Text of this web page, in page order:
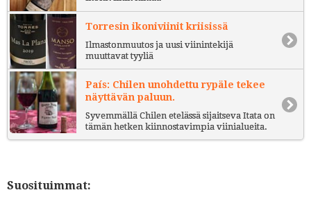
Torresin ikoniviinit kriisissä
Ilmastonmuutos ja uusi viinintekijä
muuttavat tyyliä
País: Chilen unohdettu rypäle tekee
näyttävän paluun.
Syvemmällä Chilen etelässä sijaitseva Itata on
tämän hetken kiinnostavimpia viinialueita.
Suosituimmat: